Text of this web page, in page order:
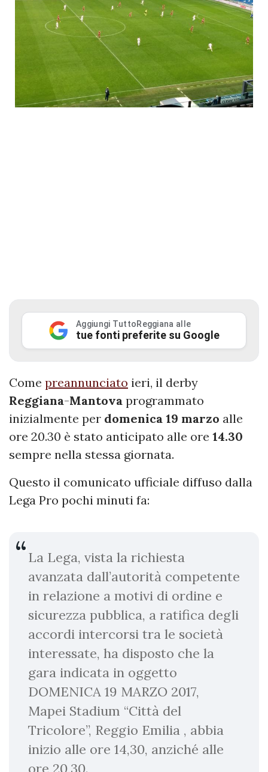
Aggiungi TuttoReggiana alle
tue fonti preferite su Google
Come preannunciato ieri, il derby
Reggiana-Mantova programmato
inizialmente per domenica 19 marzo alle
ore 20.30 è stato anticipato alle ore 14.30
sempre nella stessa giornata.
Questo il comunicato ufficiale diffuso dalla
Lega Pro pochi minuti fa:
La Lega, vista la richiesta
avanzata dall’autorità competente
in relazione a motivi di ordine e
sicurezza pubblica, a ratifica degli
accordi intercorsi tra le società
interessate, ha disposto che la
gara indicata in oggetto
DOMENICA 19 MARZO 2017,
Mapei Stadium “Città del
Tricolore”, Reggio Emilia , abbia
inizio alle ore 14,30, anziché alle
ore 20,30.